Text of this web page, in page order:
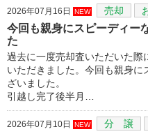
2026年07月16日 NEW 売却
今回も親身にスピーディー
た
過去に一度売却査いただいた際
いただきました。今回も親身
ざいました。
引越し完了後半月…
2026年07月10日 NEW 分 譲